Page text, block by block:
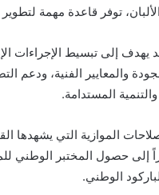
توفر قاعدة مهمة لتطوير
يهدف إلى تبسيط الإجراءات
والمعايير الفنية، ودعم
المستدامة.
الموازية التي
إلى حصول المختبر الوطني
الوطني.